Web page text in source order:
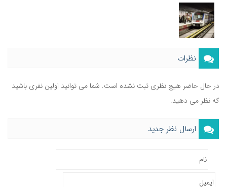
نظرات
در حال حاضر هیچ نظری ثبت نشده است. شما می توانید اولین نفری باشید
که نظر می دهید.
ارسال نظر جدید